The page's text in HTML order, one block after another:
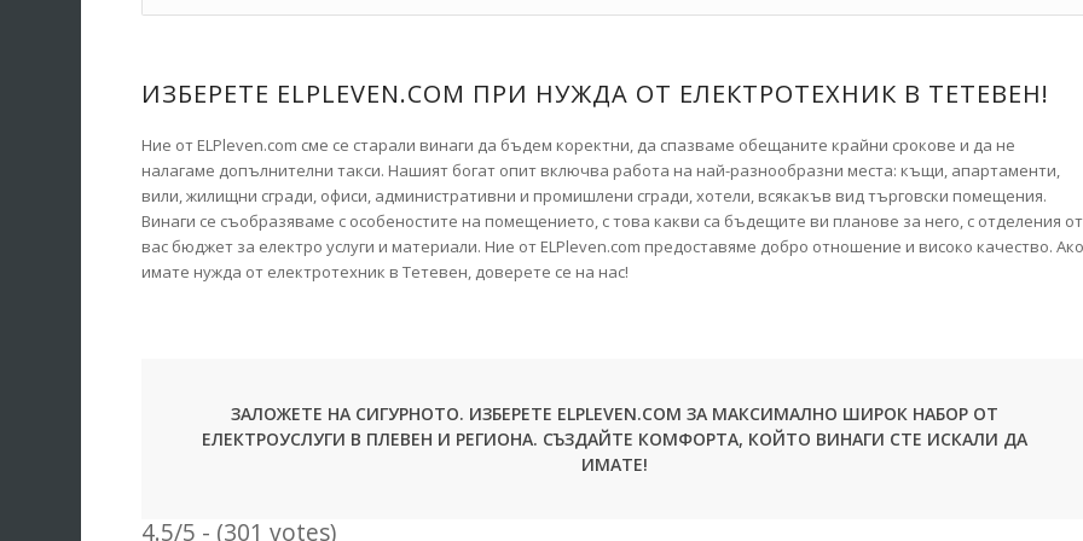
ИЗБЕРЕТЕ ELPLEVEN.COM ПРИ НУЖДА ОТ ЕЛЕКТРОТЕХНИК В ТЕТЕВЕН!
Ние от ELPleven.com сме се старали винаги да бъдем коректни, да спазваме обещаните крайни срокове и да не
налагаме допълнителни такси. Нашият богат опит включва работа на най-разнообразни места: къщи, апартаменти,
вили, жилищни сгради, офиси, административни и промишлени сгради, хотели, всякакъв вид търговски помещения.
Винаги се съобразяваме с особеностите на помещението, с това какви са бъдещите ви планове за него, с отделения от
вас бюджет за електро услуги и материали. Ние от ELPleven.com предоставяме добро отношение и високо качество.
имате нужда от електротехник в Тетевен, доверете се на нас!
ЗАЛОЖЕТЕ НА СИГУРНОТО. ИЗБЕРЕТЕ ELPLEVEN.COM ЗА МАКСИМАЛНО ШИРОК НАБОР ОТ
ЕЛЕКТРОУСЛУГИ В ПЛЕВЕН И РЕГИОНА. СЪЗДАЙТЕ КОМФОРТА, КОЙТО ВИНАГИ СТЕ ИСКАЛИ ДА
ИМАТЕ!
4.5/5 - (301 votes)